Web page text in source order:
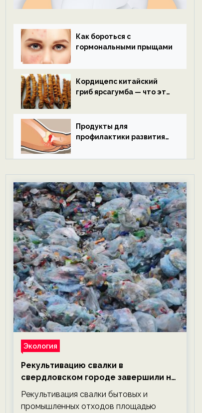
Как бороться с
гормональными прыщами
Кордицепс китайский
гриб ярсагумба — что это
Продукты для
профилактики развития
Экология
Рекультивацию свалки в
свердловском городе завершили на
год раньше планируемого срока —
новости экологии на ECOportal
Рекультивация свалки бытовых и
промышленных отходов площадью